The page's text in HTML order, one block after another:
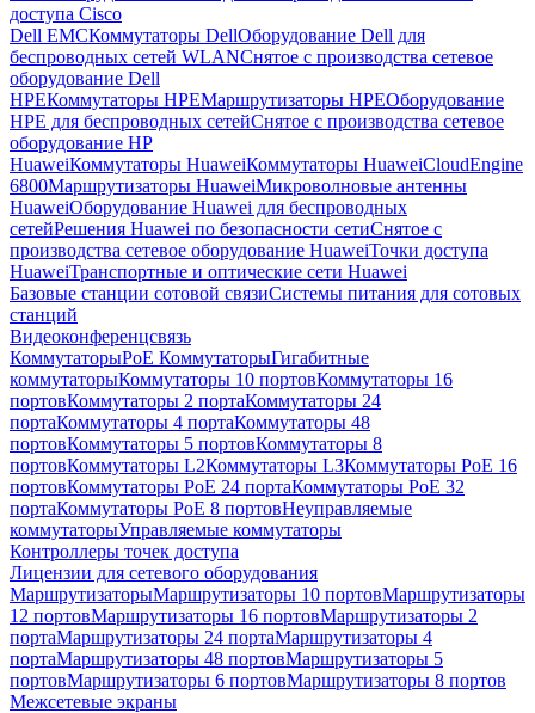
доступа Cisco
Dell EMCКоммутаторы DellОборудование Dell для
беспроводных сетей WLANСнятое с производства сетевое
оборудование Dell
HPEКоммутаторы HPEМаршрутизаторы HPEОборудование
HPE для беспроводных сетейСнятое с производства сетевое
оборудование HP
HuaweiКоммутаторы HuaweiКоммутаторы HuaweiCloudEngine
6800Маршрутизаторы HuaweiМикроволновые антенны
HuaweiОборудование Huawei для беспроводных
сетейРешения Huawei по безопасности сетиСнятое с
производства сетевое оборудование HuaweiТочки доступа
HuaweiТранспортные и оптические сети Huawei
Базовые станции сотовой связиСистемы питания для сотовых
станций
Видеоконференцсвязь
КоммутаторыPoE КоммутаторыГигабитные
коммутаторыКоммутаторы 10 портовКоммутаторы 16
портовКоммутаторы 2 портаКоммутаторы 24
портаКоммутаторы 4 портаКоммутаторы 48
портовКоммутаторы 5 портовКоммутаторы 8
портовКоммутаторы L2Коммутаторы L3Коммутаторы PoE 16
портовКоммутаторы PoE 24 портаКоммутаторы PoE 32
портаКоммутаторы PoE 8 портовНеуправляемые
коммутаторыУправляемые коммутаторы
Контроллеры точек доступа
Лицензии для сетевого оборудования
МаршрутизаторыМаршрутизаторы 10 портовМаршрутизаторы
12 портовМаршрутизаторы 16 портовМаршрутизаторы 2
портаМаршрутизаторы 24 портаМаршрутизаторы 4
портаМаршрутизаторы 48 портовМаршрутизаторы 5
портовМаршрутизаторы 6 портовМаршрутизаторы 8 портов
Межсетевые экраны